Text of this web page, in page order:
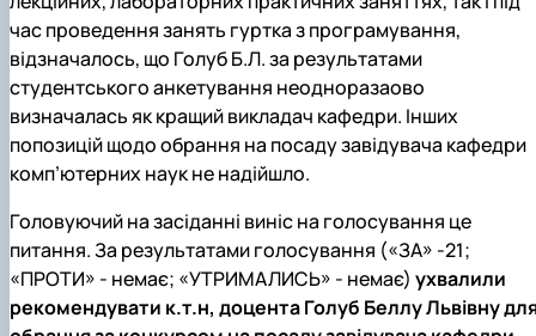
час проведення занять гуртка з програмування,
відзначалось, що Голуб Б.Л. за результатами
студентського анкетування неодноразаово
визначалась як кращий викладач кафедри. Інших
попозицій щодо обрання на посаду завідувача кафедри
комп’ютерних наук не надійшло.
Головуючий на засіданні виніс на голосування це
питання. За результатами голосування («ЗА» -21;
«ПРОТИ» - немає; «УТРИМАЛИСЬ» - немає) ухвалили
рекомендувати к.т.н, доцента Голуб Беллу Львівну